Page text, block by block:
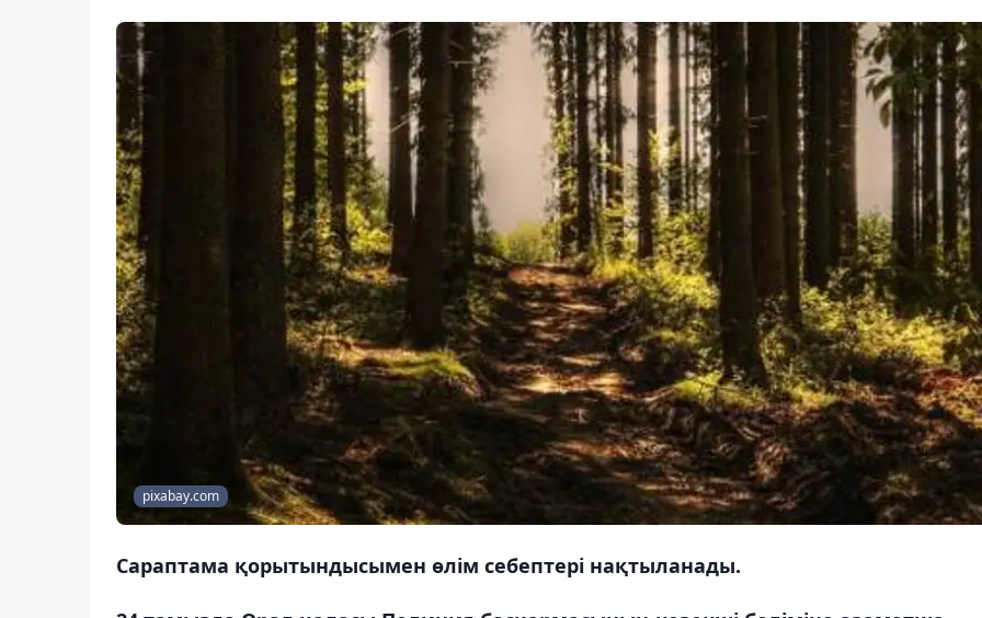
pixabay.com
Сараптама қорытындысымен өлім себептері нақтыланады.